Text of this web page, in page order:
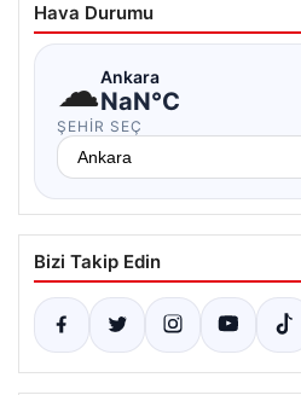
Hava Durumu
☁Ankara
NaN°C
ŞEHIR SEÇ
Bizi Takip Edin